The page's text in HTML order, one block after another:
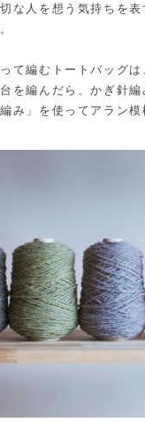
な人を想う気持ちを
て編むトートバッグ
を編んだら、かぎ針
み」を使ってアラン模